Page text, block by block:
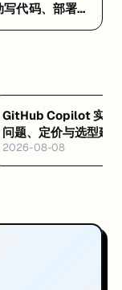
代码、部署一
GitHub Copilot 实战
问题、定价与选型建议
2026-08-08